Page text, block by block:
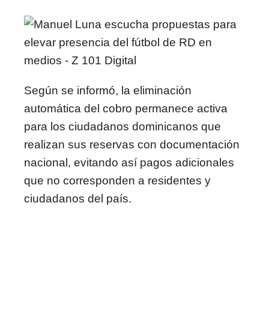
Según se informó, la eliminación
automática del cobro permanece activa
para los ciudadanos dominicanos que
realizan sus reservas con documentación
nacional, evitando así pagos adicionales
que no corresponden a residentes y
ciudadanos del país.